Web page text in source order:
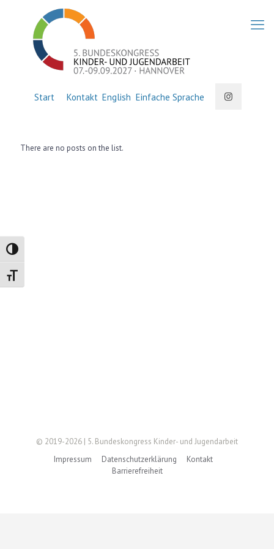
Umschalten auf hohe Kontraste
Schrift vergrößern
Start Kontakt English Einfache Sprache
There are no posts on the list.
© 2019-2026 | 5. Bundeskongress Kinder- und Jugendarbeit
Impressum
Datenschutzerklärung
Kontakt
Barrierefreiheit